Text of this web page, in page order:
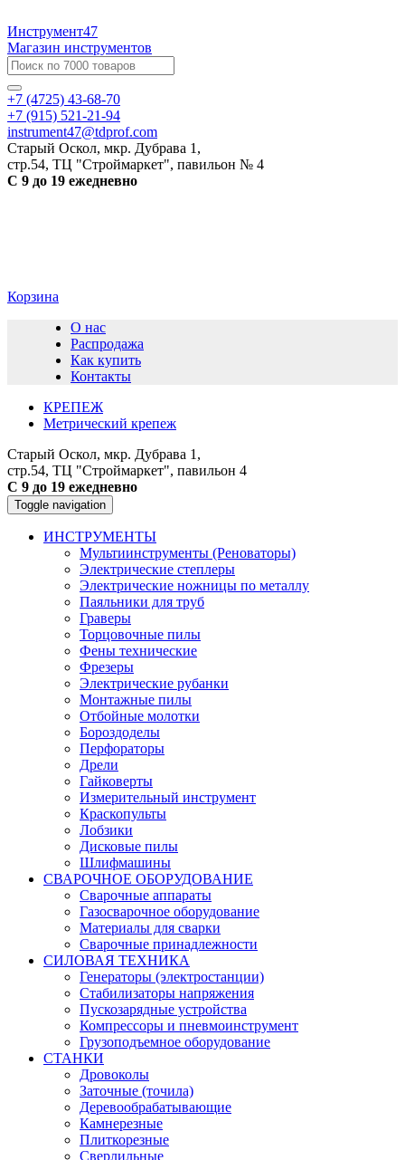
Инструмент47
Магазин инструментов
+7 (4725) 43-68-70
+7 (915) 521-21-94
instrument47@tdprof.com
Старый Оскол, мкр. Дубрава 1,
стр.54, ТЦ "Строймаркет", павильон № 4
С 9 до 19 ежедневно
Корзина
О нас
Распродажа
Как купить
Контакты
КРЕПЕЖ
Метрический крепеж
Старый Оскол, мкр. Дубрава 1,
стр.54, ТЦ "Строймаркет", павильон 4
С 9 до 19 ежедневно
Toggle navigation
ИНСТРУМЕНТЫ
Мультиинструменты (Реноваторы)
Электрические степлеры
Электрические ножницы по металлу
Паяльники для труб
Граверы
Торцовочные пилы
Фены технические
Фрезеры
Электрические рубанки
Монтажные пилы
Отбойные молотки
Бороздоделы
Перфораторы
Дрели
Гайковерты
Измерительный инструмент
Краскопульты
Лобзики
Дисковые пилы
Шлифмашины
СВАРОЧНОЕ ОБОРУДОВАНИЕ
Сварочные аппараты
Газосварочное оборудование
Материалы для сварки
Сварочные принадлежности
СИЛОВАЯ ТЕХНИКА
Генераторы (электростанции)
Стабилизаторы напряжения
Пускозарядные устройства
Компрессоры и пневмоинструмент
Грузоподъемное оборудование
СТАНКИ
Дровоколы
Заточные (точила)
Деревообрабатывающие
Камнерезные
Плиткорезные
Сверлильные